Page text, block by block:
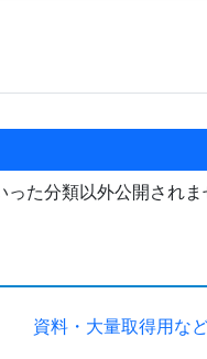
た分類以外公開され
資料・大量取得用な